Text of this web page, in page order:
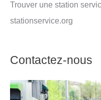
Trouver une station
stationservice.org
Contactez-nous